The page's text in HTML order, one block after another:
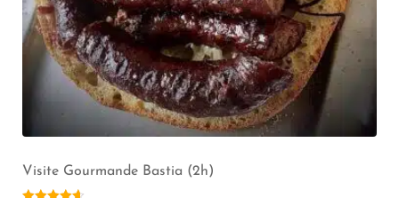
(2h) – Groupe de 1 à 20 pers